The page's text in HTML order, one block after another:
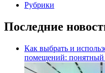
Рубрики
Последние
Как выбрать и
помещений: понятный